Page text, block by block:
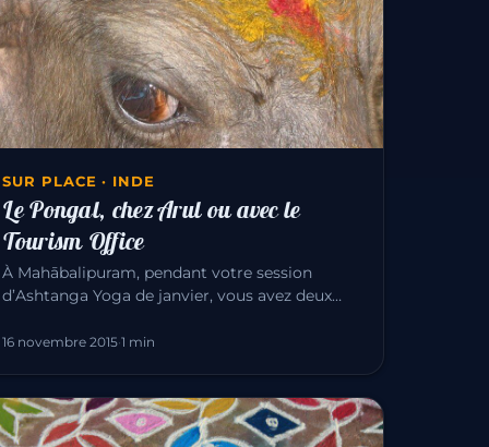
SUR PLACE · INDE
Le Pongal, chez Arul ou avec le
Tourism Office
À Mahābalipuram, pendant votre session
d’Ashtanga Yoga de janvier, vous avez deux
16 novembre 2015·1 min